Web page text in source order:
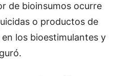
de bioinsumos ocurre
o productos de
los bioestimulantes y